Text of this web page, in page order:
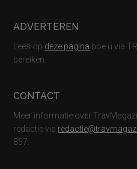
ADVERTEREN
Lees op deze pagina hoe u via
bereiken.
CONTACT
Meer informatie over
redactie via
857.